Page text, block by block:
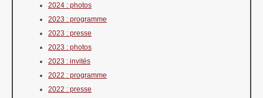
2024 : photos
2023 : programme
2023 : presse
2023 : photos
2023 : invités
2022 : programme
2022 : presse